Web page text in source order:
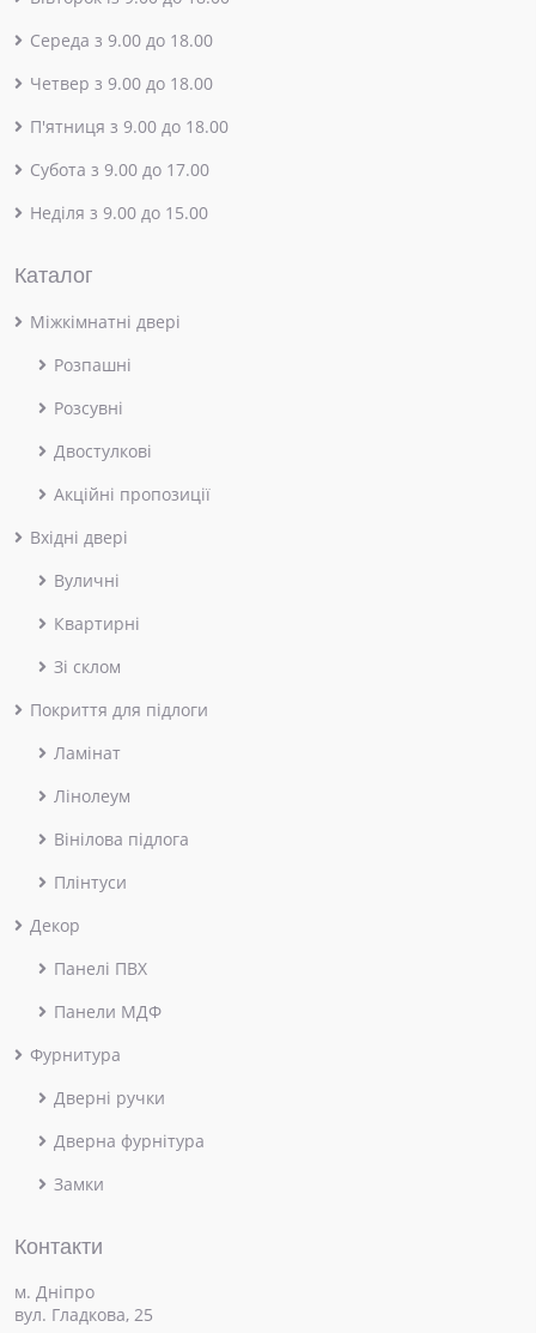
Середа з 9.00 до 18.00
Четвер з 9.00 до 18.00
П'ятниця з 9.00 до 18.00
Субота з 9.00 до 17.00
Неділя з 9.00 до 15.00
Каталог
Міжкімнатні двері
Розпашні
Розсувні
Двостулкові
Акційні пропозиції
Вхідні двері
Вуличні
Квартирні
Зі склом
Покриття для підлоги
Ламінат
Лінолеум
Вінілова підлога
Плінтуси
Декор
Панелі ПВХ
Панели МДФ
Фурнитура
Дверні ручки
Дверна фурнітура
Замки
Контакти
м. Дніпро
вул. Гладкова, 25